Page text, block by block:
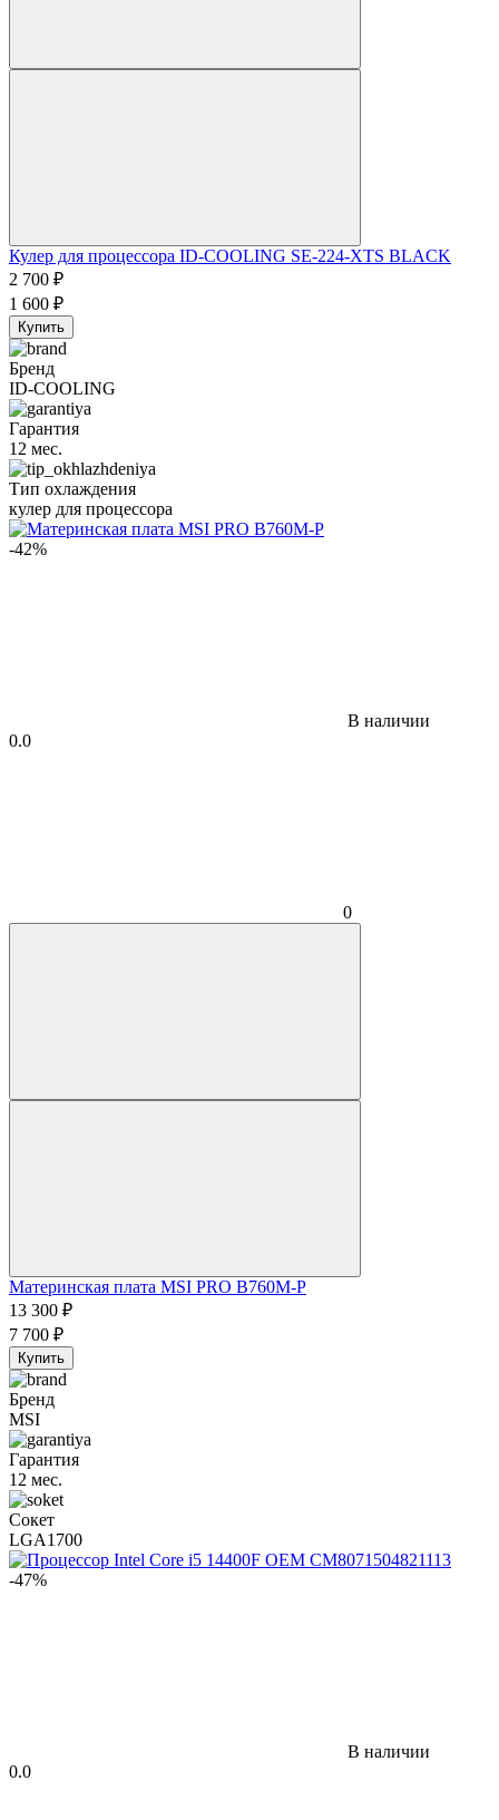
Кулер для процессора ID-COOLING SE-224-XTS BLACK
2 700 ₽
1 600 ₽
Купить
Бренд
ID-COOLING
Гарантия
12 мес.
Тип охлаждения
кулер для процессора
-42%
В наличии
0.0
0
Материнская плата MSI PRO B760M-P
13 300 ₽
7 700 ₽
Купить
Бренд
MSI
Гарантия
12 мес.
Сокет
LGA1700
-47%
В наличии
0.0